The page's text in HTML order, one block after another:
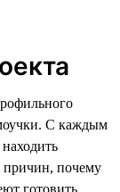
С каждым
почему
готовить.